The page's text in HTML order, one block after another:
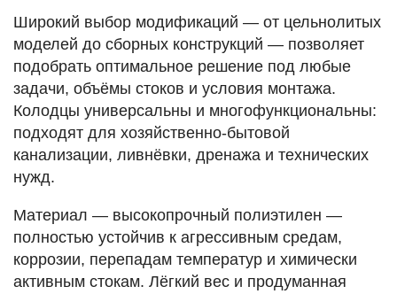
Широкий выбор модификаций — от цельнолитых
моделей до сборных конструкций — позволяет
подобрать оптимальное решение под любые
задачи, объёмы стоков и условия монтажа.
Колодцы универсальны и многофункциональны:
подходят для хозяйственно-бытовой
канализации, ливнёвки, дренажа и технических
нужд.
Материал — высокопрочный полиэтилен —
полностью устойчив к агрессивным средам,
коррозии, перепадам температур и химически
активным стокам. Лёгкий вес и продуманная